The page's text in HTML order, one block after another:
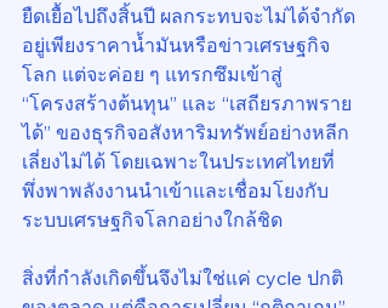
ยืดเยื้อไปถึงสิ้นปี ผลกระทบจะไม่ได้จำกัด
อยู่เพียงราคาน้ำมันหรือข่าวเศรษฐกิจ
โลก แต่จะค่อย ๆ แทรกซึมเข้าสู่
“โครงสร้างต้นทุน” และ “เสถียรภาพราย
ได้” ของธุรกิจอสังหาริมทรัพย์อย่างหลีก
เลี่ยงไม่ได้ โดยเฉพาะในประเทศไทยที่
พึ่งพาพลังงานนำเข้าและเชื่อมโยงกับ
ระบบเศรษฐกิจโลกอย่างใกล้ชิด
สิ่งที่กำลังเกิดขึ้นจึงไม่ใช่แค่ cycle ปกติ